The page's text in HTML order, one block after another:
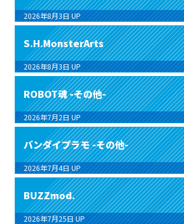
2026年8月3日 UP
S.H.MonsterArts
2026年8月3日 UP
ROBOT魂 -その他-
2026年7月2日 UP
バンダイプラモ -その他-
2026年7月4日 UP
BUZZmod.
2026年7月25日 UP